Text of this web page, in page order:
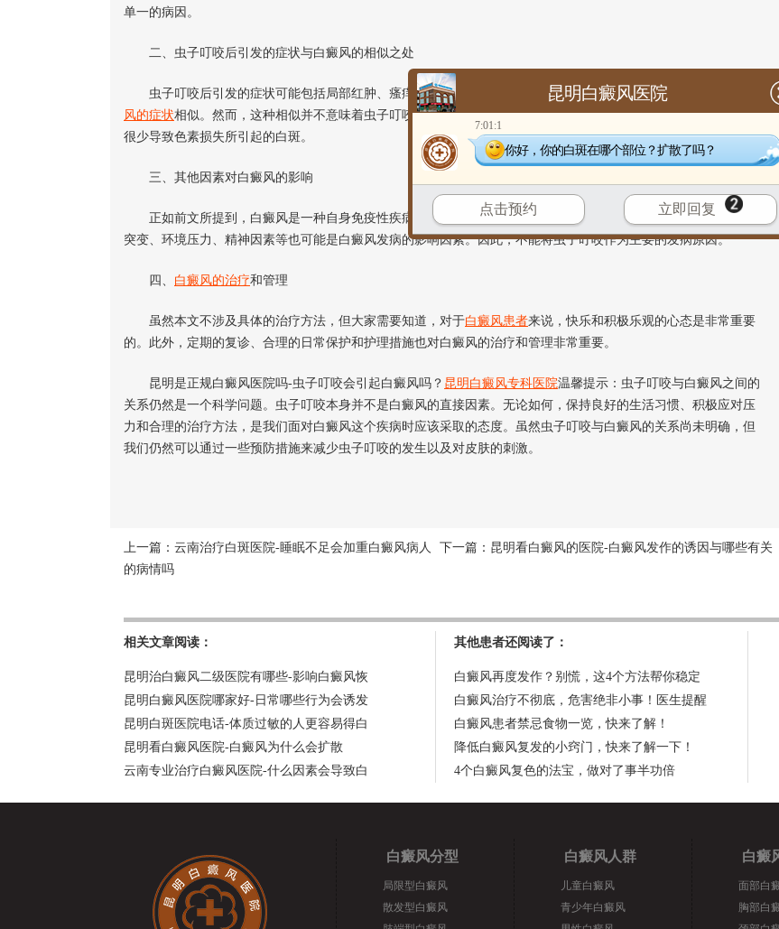
单一的病因。
二、虫子叮咬后引发的症状与白癜风的相似之处
虫子叮咬后引发的症状可能包括局部红肿、瘙痒、脱屑等。如果虫子叮咬的部位出现色素损失，可能会与
风的症状相似。然而，这种相似并不意味着虫子叮咬直接导致白癜风的发生。纵观临床观察和研究结果，虫子叮咬
很少导致色素损失所引起的白斑。
三、其他因素对白癜风的影响
正如前文所提到，白癜风是一种自身免疫性疾病，可能与遗传、免疫系统、环境等多种因素有关。特定基因的
突变、环境压力、精神因素等也可能是白癜风发病的影响因素。因此，不能将虫子叮咬作为主要的发病原因。
四、 白癜风的治疗和管理
虽然本文不涉及具体的治疗方法，但大家需要知道，对于白癜风患者来说，快乐和积极乐观的心态是非常重要
的。此外，定期的复诊、合理的日常保护和护理措施也对白癜风的治疗和管理非常重要。
昆明是正规白癜风医院吗-虫子叮咬会引起白癜风吗？ 昆明白癜风专科医院温馨提示：虫子叮咬与白癜风之间的
关系仍然是一个科学问题。虫子叮咬本身并不是白癜风的直接因素。无论如何，保持良好的生活习惯、积极应对压
力和合理的治疗方法，是我们面对白癜风这个疾病时应该采取的态度。虽然虫子叮咬与白癜风的关系尚未明确，但
我们仍然可以通过一些预防措施来减少虫子叮咬的发生以及对皮肤的刺激。
上一篇： 云南治疗白斑医院-睡眠不足会加重白癜风病人
的病情吗
下一篇： 昆明看白癜风的医院-白癜风发作的诱因与哪些有关
相关文章阅读：
昆明治白癜风二级医院有哪些-影响白癜风恢
昆明白癜风医院哪家好-日常哪些行为会诱发
昆明白斑医院电话-体质过敏的人更容易得白
昆明看白癜风医院-白癜风为什么会扩散
云南专业治疗白癜风医院-什么因素会导致白
其他患者还阅读了：
白癜风再度发作？别慌，这4个方法帮你稳定
白癜风治疗不彻底，危害绝非小事！医生提醒
白癜风患者禁忌食物一览，快来了解！
降低白癜风复发的小窍门，快来了解一下！
4个白癜风复色的法宝，做对了事半功倍
白癜风分型
局限型白癜风
散发型白癜风
白癜风人群
儿童白癜风
青少年白癜风
白癜
面部白
胸部白
昆明白癜风医院
7:01:1
你好，你的白斑在哪个部位？扩散了吗？
点击预约 立即回复